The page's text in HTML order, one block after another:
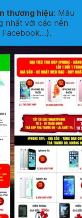
thương hiệu: Màu
nhất với các nền
Facebook…).